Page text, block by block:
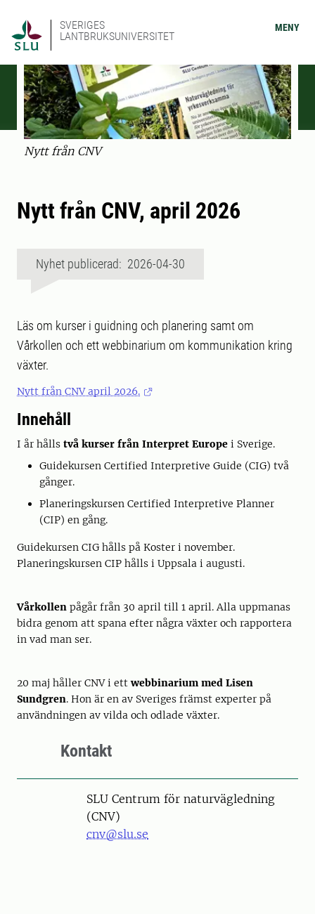
SVERIGES
LANTBRUKSUNIVERSITET
MENY
Nytt från CNV
Nytt från CNV, april 2026
Nyhet publicerad: 2026-04-30
Läs om kurser i guidning och planering samt om
Vårkollen och ett webbinarium om kommunikation kring
växter.
Nytt från CNV april 2026.
Innehåll
I år hålls två kurser från Interpret Europe i Sverige.
Guidekursen Certified Interpretive Guide (CIG) två
gånger.
Planeringskursen Certified Interpretive Planner
(CIP) en gång.
Guidekursen CIG hålls på Koster i november.
Planeringskursen CIP hålls i Uppsala i augusti.
Vårkollen pågår från 30 april till 1 april. Alla uppmanas
bidra genom att spana efter några växter och rapportera
in vad man ser.
20 maj håller CNV i ettwebbinarium med Lisen
Sundgren. Hon är en av Sveriges främst experter på
användningen av vilda och odlade växter.
Kontakt
SLU Centrum för naturvägledning
(CNV)
cnv@slu.se